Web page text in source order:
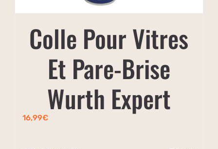
Colle Pour Vitres
Et Pare-Brise
Wurth Expert
16,99€